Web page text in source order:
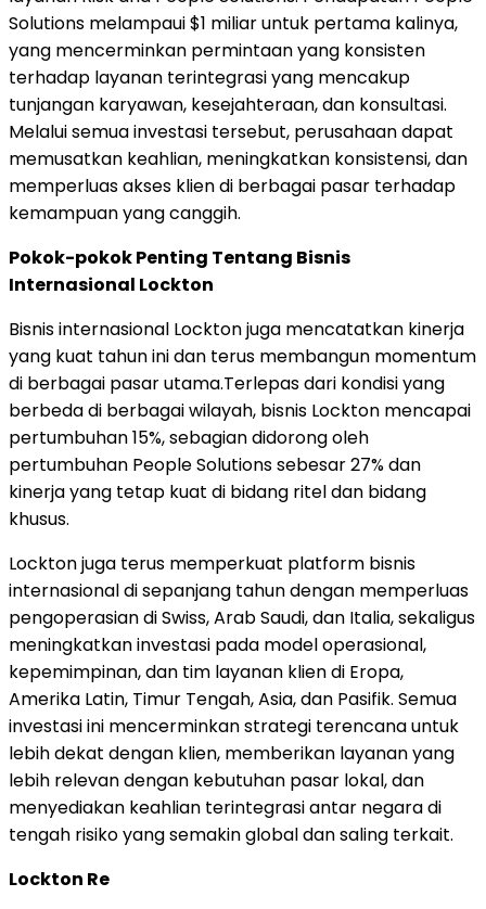
Solutions melampaui $1 miliar untuk pertama kalinya,
yang mencerminkan permintaan yang konsisten
terhadap layanan terintegrasi yang mencakup
tunjangan karyawan, kesejahteraan, dan konsultasi.
Melalui semua investasi tersebut, perusahaan dapat
memusatkan keahlian, meningkatkan konsistensi, dan
memperluas akses klien di berbagai pasar terhadap
kemampuan yang canggih.
Pokok-pokok Penting Tentang Bisnis
Internasional Lockton
Bisnis internasional Lockton juga mencatatkan kinerja
yang kuat tahun ini dan terus membangun momentum
di berbagai pasar utama.Terlepas dari kondisi yang
berbeda di berbagai wilayah, bisnis Lockton mencapai
pertumbuhan 15%, sebagian didorong oleh
pertumbuhan People Solutions sebesar 27% dan
kinerja yang tetap kuat di bidang ritel dan bidang
khusus.
Lockton juga terus memperkuat platform bisnis
internasional di sepanjang tahun dengan memperluas
pengoperasian di Swiss, Arab Saudi, dan Italia, sekaligus
meningkatkan investasi pada model operasional,
kepemimpinan, dan tim layanan klien di Eropa,
Amerika Latin, Timur Tengah, Asia, dan Pasifik. Semua
investasi ini mencerminkan strategi terencana untuk
lebih dekat dengan klien, memberikan layanan yang
lebih relevan dengan kebutuhan pasar lokal, dan
menyediakan keahlian terintegrasi antar negara di
tengah risiko yang semakin global dan saling terkait.
Lockton Re